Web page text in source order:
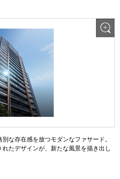
な存在感を放つモダンなファサード。
たデザインが、新たな風景を描き出し